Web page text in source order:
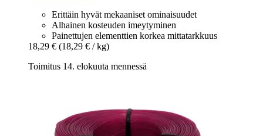
Erittäin hyvät mekaaniset ominaisuudet
Alhainen kosteuden imeytyminen
Painettujen elementtien korkea mittatarkkuus
18,29 € (18,29 € / kg)
Toimitus 14. elokuuta mennessä